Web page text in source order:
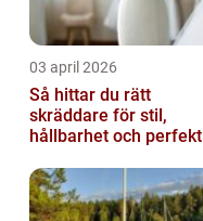
03 april 2026
Så hittar du rätt
skräddare för stil,
hållbarhet och perfekt